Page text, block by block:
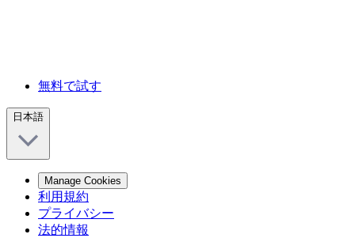
無料で試す
日本語
Manage Cookies
利用規約
プライバシー
法的情報